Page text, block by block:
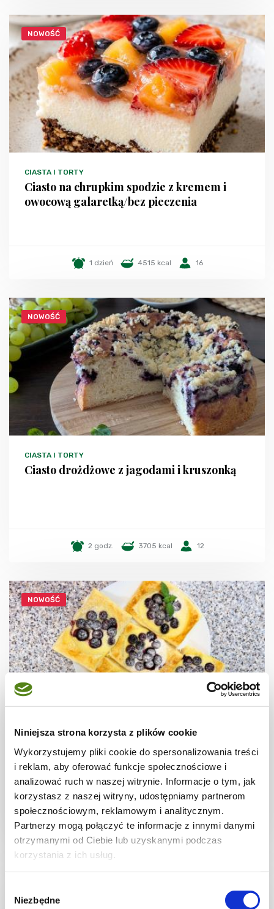
Niniejsza strona korzysta z plików cookie
Wykorzystujemy pliki cookie do spersonalizowania treści
i reklam, aby oferować funkcje społecznościowe i
analizować ruch w naszej witrynie. Informacje o tym, jak
korzystasz z naszej witryny, udostępniamy partnerom
społecznościowym, reklamowym i analitycznym.
Partnerzy mogą połączyć te informacje z innymi danymi
otrzymanymi od Ciebie lub uzyskanymi podczas
korzystania z ich usług.
zgody
Niezbędne
NOWOŚĆ
CIASTA I TORTY
Ciasto na chrupkim spodzie z kremem i
owocową galaretką/bez pieczenia
1 dzień 4515 kcal 16
NOWOŚĆ
CIASTA I TORTY
Ciasto drożdżowe z jagodami i kruszonką
2 godz. 3705 kcal 12
NOWOŚĆ
CIASTECZKA
Ciastka francuskie z borówkami + film
30 min. 1531 kcal 8
NOWOŚĆ